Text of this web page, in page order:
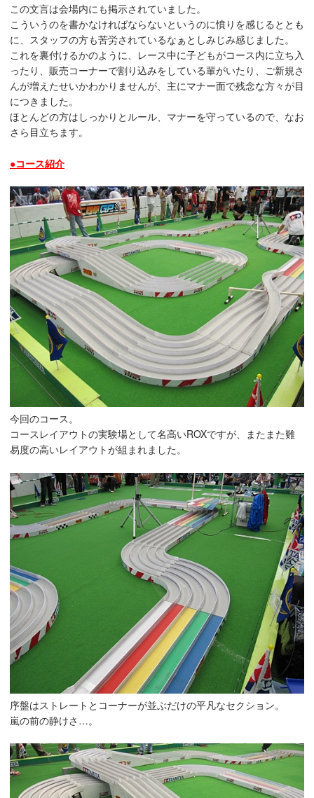
この文言は会場内にも掲示されていました。
こういうのを書かなければならないというのに憤りを感じるととも
に、スタッフの方も苦労されているなぁとしみじみ感じました。
これを裏付けるかのように、レース中に子どもがコース内に立ち入
ったり、販売コーナーで割り込みをしている輩がいたり、ご新規さ
んが増えたせいかわかりませんが、主にマナー面で残念な方々が目
につきました。
ほとんどの方はしっかりとルール、マナーを守っているので、なお
さら目立ちます。
●コース紹介
今回のコース。
コースレイアウトの実験場として名高いROXですが、またまた難
易度の高いレイアウトが組まれました。
序盤はストレートとコーナーが並ぶだけの平凡なセクション。
嵐の前の静けさ…。